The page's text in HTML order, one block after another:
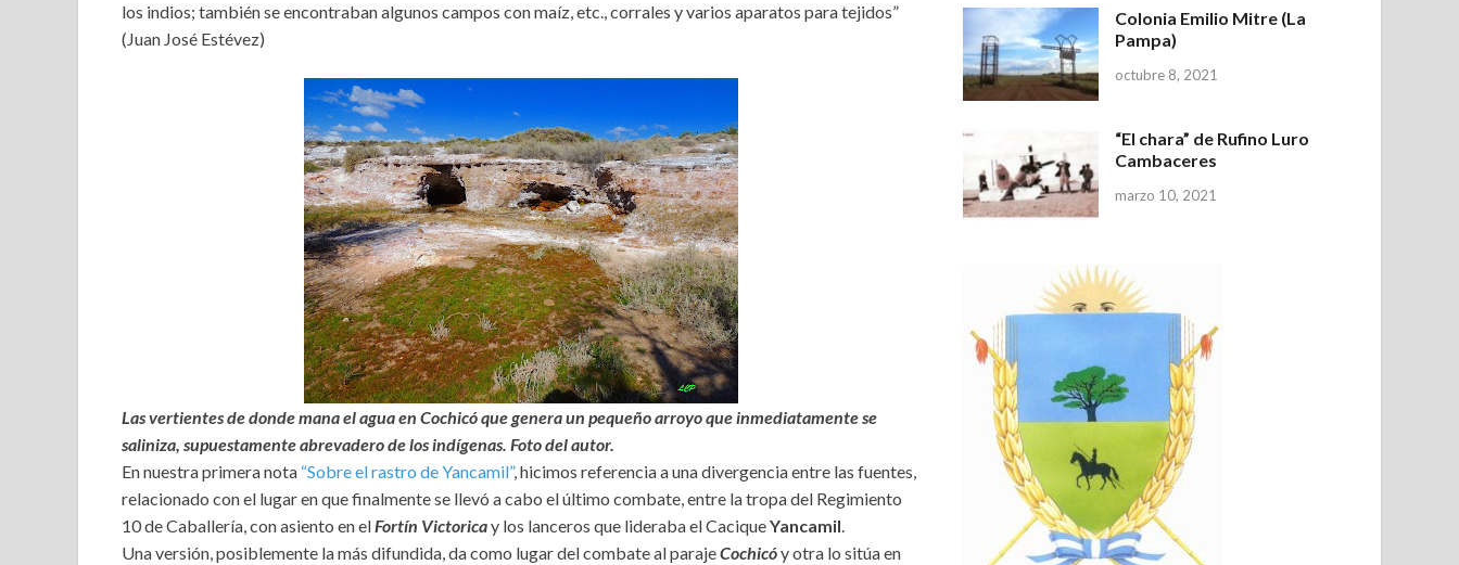
los indios; también se encontraban algunos campos con maíz, etc., corrales y varios aparatos para tejidos”
(Juan José Estévez)
Las vertientes de donde mana el agua en Cochicó que genera un pequeño arroyo que inmediatamente se
saliniza, supuestamente abrevadero de los indígenas. Foto del autor.
En nuestra primera nota “Sobre el rastro de Yancamil”, hicimos referencia a una divergencia entre las fuentes,
relacionado con el lugar en que finalmente se llevó a cabo el último combate, entre la tropa del Regimiento
10 de Caballería, con asiento en elFortín Victoricay los lanceros que lideraba el CaciqueYancamil.
Una versión, posiblemente la más difundida, da como lugar del combate al parajeCochicóy otra lo sitúa en
Colonia Emilio Mitre (La
Pampa)
octubre 8, 2021
“El chara” de Rufino Luro
Cambaceres
marzo 10, 2021